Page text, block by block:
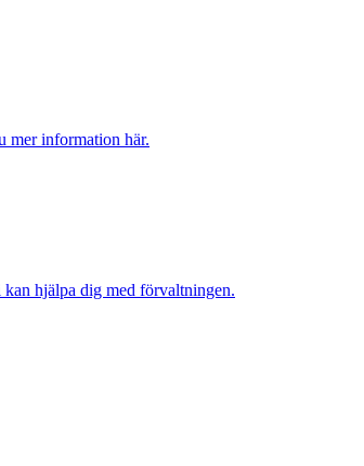
mer information här.
kan hjälpa dig med förvaltningen.